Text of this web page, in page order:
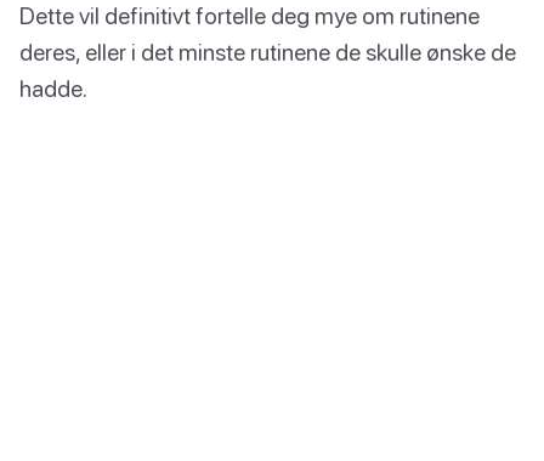
Dette vil definitivt fortelle deg mye om rutinene
deres, eller i det minste rutinene de skulle ønske de
hadde.